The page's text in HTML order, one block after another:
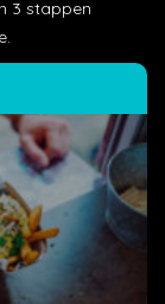
3 stappen